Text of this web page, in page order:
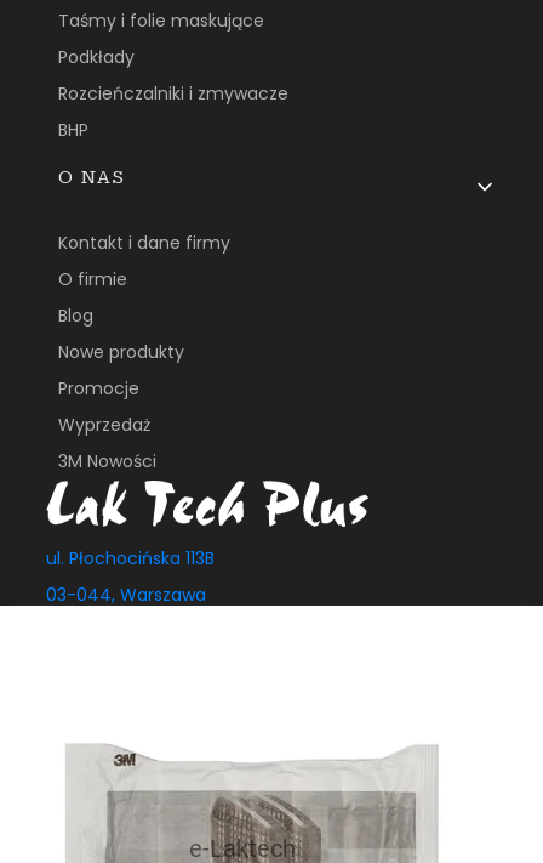
Taśmy i folie maskujące
Podkłady
Rozcieńczalniki i zmywacze
BHP
O NAS
Kontakt i dane firmy
O firmie
Blog
Nowe produkty
Promocje
Wyprzedaż
3M Nowości
ul. Płochocińska 113B
03-044, Warszawa
+48 509 747 435
Sklep internetowyShoper.pl